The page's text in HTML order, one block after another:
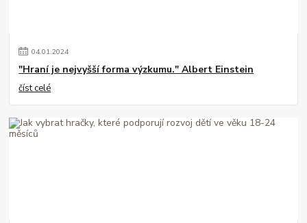
04.01.2024
"Hraní je nejvyšší forma výzkumu." Albert Einstein
číst celé